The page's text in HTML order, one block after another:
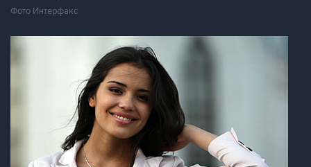
Фото Интерфакс